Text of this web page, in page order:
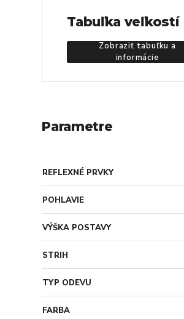
Tabuľka veľkostí
Zobraziť tabuľku a
informácie
Parametre
REFLEXNÉ PRVKY
POHLAVIE
VÝŠKA POSTAVY
STRIH
TYP ODEVU
FARBA